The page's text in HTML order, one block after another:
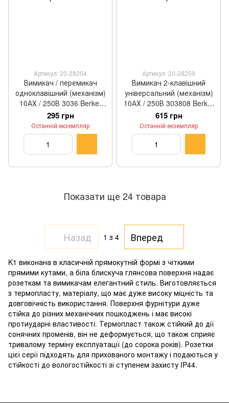
Артикул: 20-28254
Вимикач / перемикач
одноклавішний (механізм)
10АХ / 250В 3036 Berker
WDE3036
295 грн
Останній екземпляр
Артикул: 20-28259
Вимикач 2-клавішний
універсальний (механізм)
10АХ / 250В 303808 Berker
WDE303808
615 грн
Останній екземпляр
Показати ще 24 товара
Назад 1 з 4 Вперед
K1 виконана в класичній прямокутній формі з чіткими
прямими кутами, а біла блискуча глянсова поверхня надає
розеткам та вимикачам елегантний стиль. Виготовляється
з термопласту, матеріалу, що має дуже високу міцність та
довговічність використання. Поверхня фурнітури дуже
стійка до різних механічних пошкоджень і має високі
протиударні властивості. Термопласт також стійкий до дії
сонячних променів, він не деформується, що також сприяє
тривалому терміну експлуатації (до сорока років). Розетки
цієї серії підходять для прихованого монтажу і подаються у
стійкості до вологостійкості зі ступенем захисту IP44.